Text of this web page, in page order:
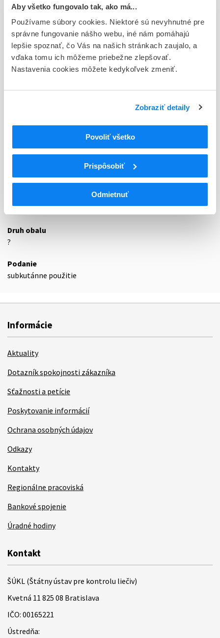
Aby všetko fungovalo tak, ako má...
Používame súbory cookies. Niektoré sú nevyhnutné pre
správne fungovanie nášho webu, iné nám pomáhajú
lepšie spoznať, čo Vás na našich stránkach zaujalo, a
vďaka tomu ich môžeme priebežne zlepšovať.
Nastavenia cookies môžete kedykoľvek zmeniť.
Zobraziť detaily
Povoliť všetko
Prispôsobiť
Odmietnuť
Držiteľ, krajina
Sanofi-Aventis Deutschland GmbH, Nemecko
Indikačná skupina
18 - ANTIDIABETICA (VRÁTANE INZULÍNU)
ATC
A10AD
pôsobiacimi
A10AD01
Ľudský inzulín
Podrobnosti o lieku
24
Druh obalu
?
Podanie
subkutánne použitie
Informácie
Aktuality
Dotazník spokojnosti zákazníka
Sťažnosti a petície
Poskytovanie informácií
Ochrana osobných údajov
Odkazy
Kontakty
Regionálne pracoviská
Bankové spojenie
Úradné hodiny
Kontakt
ŠÚKL (Štátny ústav pre kontrolu liečiv)
Kvetná 11 825 08 Bratislava
IČO: 00165221
Ústredňa: